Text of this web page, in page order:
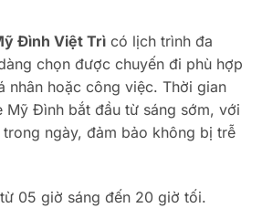
Đình Việt Trì có lịch trình đa
chọn được chuyến đi phù hợp
nhân hoặc công việc. Thời gian
Mỹ Đình bắt đầu từ sáng sớm, với
ngày, đảm bảo không bị trễ
05 giờ sáng đến 20 giờ tối.